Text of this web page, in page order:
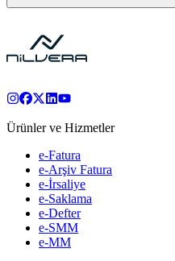
Ürünler ve Hizmetler
e-Fatura
e-Arşiv Fatura
e-İrsaliye
e-Saklama
e-Defter
e-SMM
e-MM